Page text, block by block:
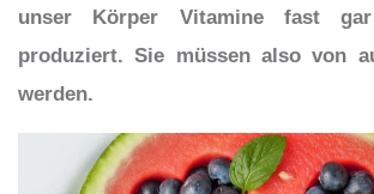
unser Körper Vitamine fast
produziert. Sie müssen also von
werden.